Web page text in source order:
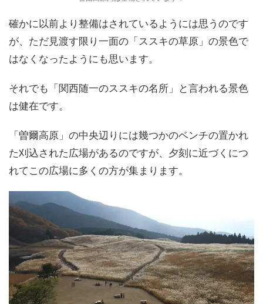
確かに以前より整備はされているようには思うのです
が、ただ見渡す限り一面の「ススキの草原」の景色で
はなくなったようにも思います。
それでも「関西随一のススキの名所」と言われる景色
は健在です。
「曽爾高原」の中央辺りには幾つかのベンチの置かれ
た刈込された広場があるのですが、夕刻に近づくにつ
れてこの広場に多くの方が集まります。